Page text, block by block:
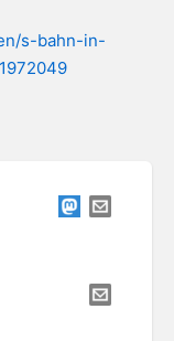
s-bahn-in-